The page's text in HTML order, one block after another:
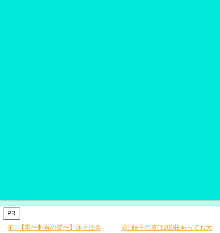
PR
前:
【零〜刺青の聲〜】床下は全
次: 餃子の皮は200枚あっても大